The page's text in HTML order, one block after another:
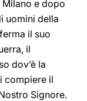
e dopo
uomini della
il suo
il
dov’è la
compiere il
Signore.